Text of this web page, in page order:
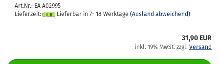
Art.Nr.: EA A02995
Lieferzeit:
Lieferbar in 7- 18 Werktage (Ausland abweichend)
31,90 EUR
inkl. 19% MwSt. zzgl. Versand